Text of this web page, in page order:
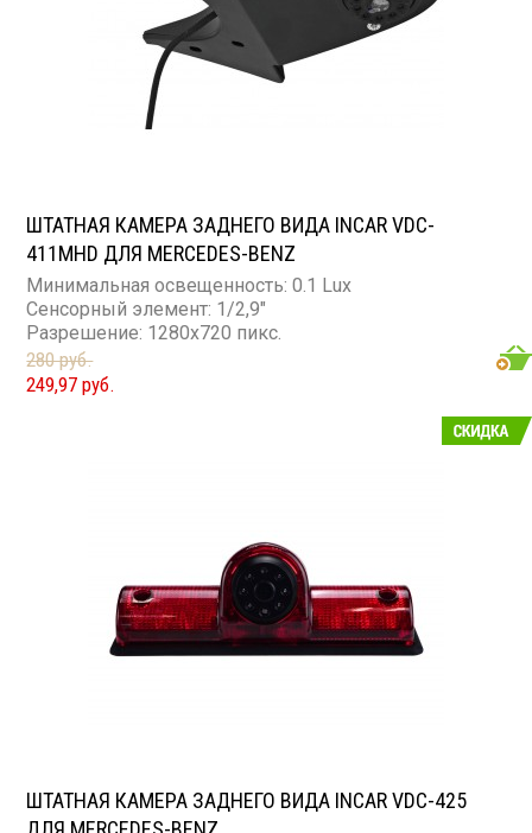
ШТАТНАЯ КАМЕРА ЗАДНЕГО ВИДА INCAR VDC-
411MHD ДЛЯ MERCEDES-BENZ
Минимальная освещенность: 0.1 Lux
Сенсорный элемент: 1/2,9"
Разрешение: 1280x720 пикс.
280 руб.
249,97 руб.
ШТАТНАЯ КАМЕРА ЗАДНЕГО ВИДА INCAR VDC-425